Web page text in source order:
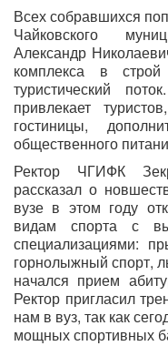
Всех собравшихся
Чайковского
Александр
комплекса в
туристический
привлекает
гостиницы,
общественного
Ректор ЧГИФК
рассказал о
вузе в этом году
видам спорта с
специализациями:
горнолыжный спорт,
начался прием
Ректор пригласил
нам в вуз, так как
мощных спортивных